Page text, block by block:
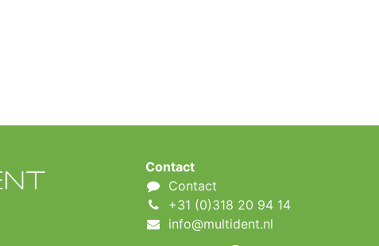
Contact
Contact
+31 (0)318 20 94 14
info@multident.nl